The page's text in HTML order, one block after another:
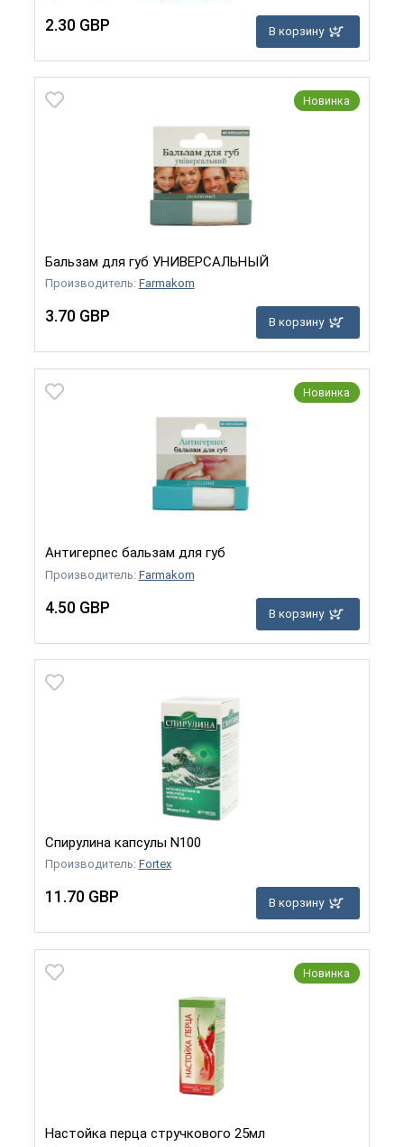
2.30 GBP В корзину
Новинка
Бальзам для губ УНИВЕРСАЛЬНЫЙ
Производитель: Farmakom
3.70 GBP В корзину
Новинка
Антигерпес бальзам для губ
Производитель: Farmakom
4.50 GBP В корзину
​Спирулина капсулы N100
Производитель: Fortex
11.70 GBP В корзину
Новинка
Настойка перца стручкового 25мл